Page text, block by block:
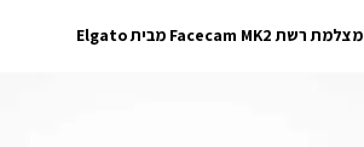
מצלמת רשת Facecam MK2 מבית Elgato